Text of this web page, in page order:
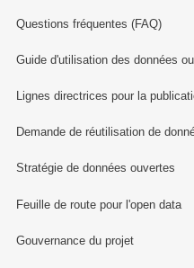
Questions fréquentes (FAQ)
Guide d'utilisation des données
Lignes directrices pour la
Demande de réutilisation de
Stratégie de données ouvertes
Feuille de route pour l'open data
Gouvernance du projet